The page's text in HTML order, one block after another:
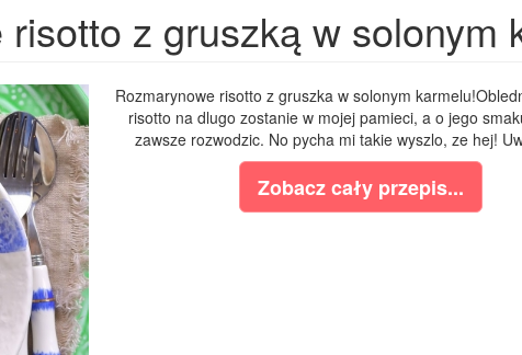
z gruszką w solonym
Rozmarynowe risotto z gruszka w solonym
risotto na dlugo zostanie w mojej pamieci, a o jego
zawsze rozwodzic. No pycha mi takie wyszlo, ze hej!
Zobacz cały przepis...